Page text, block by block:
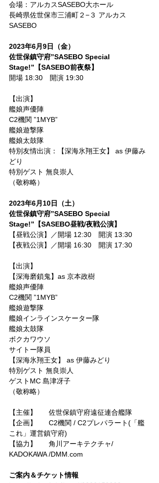
会場：アルカスSASEBO大ホール
長崎県佐世保市三浦町２−３ アルカス
SASEBO
2023年6月9日（金）
佐世保鎮守府”SASEBO Special
Stage!”【SASEBO前夜祭】
開場 18:30　開演 19:30
【出演】
艦娘声優陣
C2機関 ”1MYB”
艦娘遊撃隊
艦娘太鼓隊
特別友情出演：【深海氷翔王女】 as 伊藤み
どり
特別ゲスト 無良崇人
（敬称略）
2023年6月10日（土）
佐世保鎮守府”SASEBO Special
Stage!”【SASEBO昼戦/夜戦公演】
【昼戦公演】／開場 12:30　開演 13:30
【夜戦公演】／開場 16:30　開演 17:30
【出演】
【深海磨鎖鬼】as 京本政樹
艦娘声優陣
C2機関 ”1MYB”
艦娘遊撃隊
艦娘インラインスケーター隊
艦娘太鼓隊
ボクカワウソ
サイトー隊員
【深海氷翔王女】 as 伊藤みどり
特別ゲスト 無良崇人
ゲストMC 島津冴子
（敬称略）
【主催】	佐世保鎮守府遠征連合艦隊
【企画】	C2機関 / C2プレパラート(「艦
これ」運営鎮守府)
【協力】	角川アーキテクチャ/
KADOKAWA /DMM.com
ご案内＆チケット情報